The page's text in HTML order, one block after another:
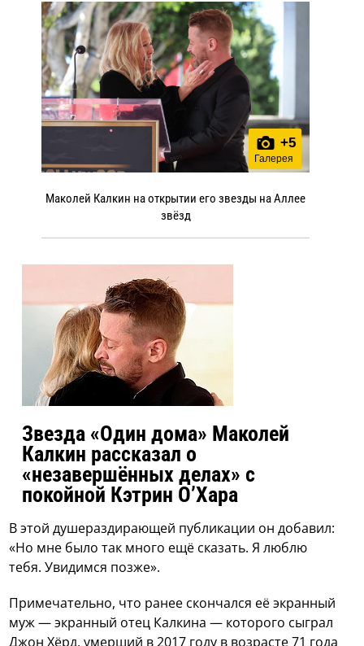
+5
Галерея
Маколей Калкин на открытии его звезды на Аллее
звёзд
Звезда «Один дома» Маколей
Калкин рассказал о
«незавершённых делах» с
покойной Кэтрин О’Хара
В этой душераздирающей публикации он добавил:
«Но мне было так много ещё сказать. Я люблю
тебя. Увидимся позже».
Примечательно, что ранее скончался её экранный
муж — экранный отец Калкина — которого сыграл
Джон Хёрд, умерший в 2017 году в возрасте 71 года